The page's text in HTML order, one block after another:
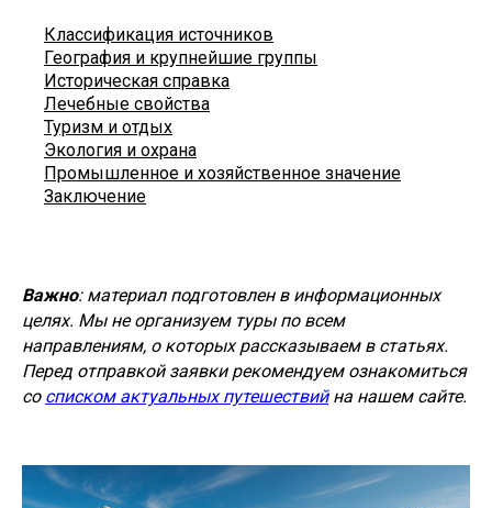
Классификация источников
География и крупнейшие группы
Историческая справка
Лечебные свойства
Туризм и отдых
Экология и охрана
Промышленное и хозяйственное значение
Заключение
Важно: материал подготовлен в информационных
целях. Мы не организуем туры по всем
направлениям, о которых рассказываем в статьях.
Перед отправкой заявки рекомендуем ознакомиться
со списком актуальных путешествийна нашем сайте.